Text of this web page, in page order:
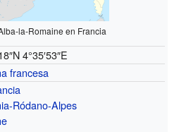
la-Romaine en Francia
4°35′53″E
francesa
Ródano-Alpes